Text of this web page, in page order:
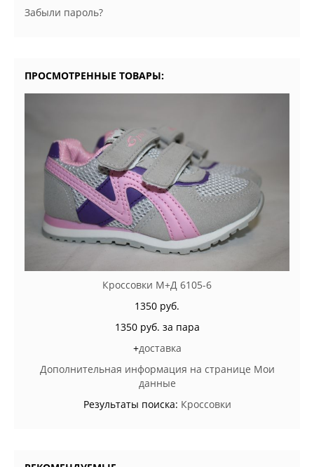
Забыли пароль?
ПРОСМОТРЕННЫЕ ТОВАРЫ:
Кроссовки М+Д 6105-6
1350 руб.
1350 руб. за пара
+доставка
Дополнительная информация на странице Мои
данные
Результаты поиска: Кроссовки